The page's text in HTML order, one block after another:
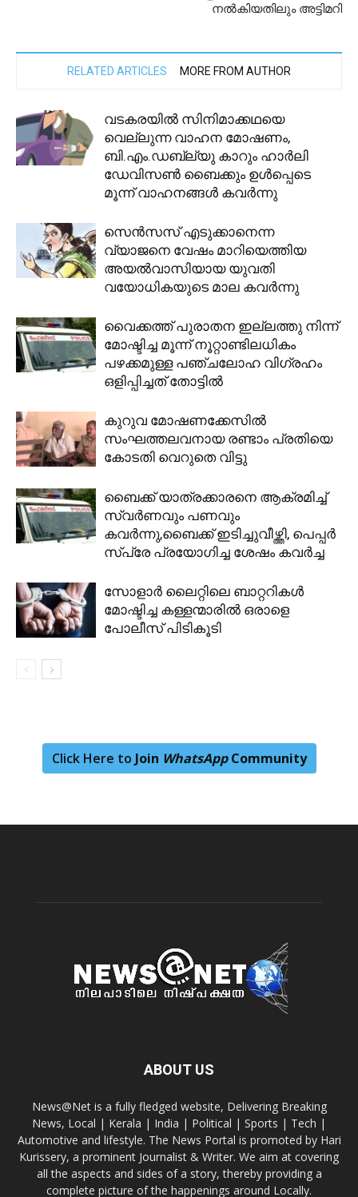
നൽകിയതി‌ലും അട്ടിമറി
RELATED ARTICLES MORE FROM AUTHOR
വടകരയിൽ സിനിമാക്കഥയെ
വെല്ലുന്ന വാഹന മോഷണം,
ബി.എം.ഡബ്ല്യു കാറും ഹാർലി
ഡേവിസൺ ബൈക്കും ഉൾപ്പെടെ
മൂന്ന് വാഹനങ്ങൾ കവർന്നു
സെന്‍സസ് എടുക്കാനെന്ന
വ്യാജനെ വേഷം മാറിയെത്തിയ
അയല്‍വാസിയായ യുവതി
വയോധികയുടെ മാല കവര്‍ന്നു
വൈക്കത്ത് പുരാതന ഇല്ലത്തു നിന്ന്
മോഷ്ടിച്ച മൂന്ന് നൂറ്റാണ്ടിലധികം
പഴക്കമുള്ള പഞ്ചലോഹ വിഗ്രഹം
ഒളിപ്പിച്ചത് തോട്ടില്‍
കുറുവ മോഷണക്കേസിൽ
സംഘത്തലവനായ രണ്ടാം പ്രതിയെ
കോടതി വെറുതെ വിട്ടു
ബൈക്ക് യാത്രക്കാരനെ ആക്രമിച്ച്
സ്വർണവും പണവും
കവർന്നു,ബൈക്ക് ഇടിച്ചുവീഴ്ത്തി, പെപ്പർ
സ്പ്രേ പ്രയോഗിച്ച ശേഷം കവർച്ച
സോളാർ ലൈറ്റിലെ ബാറ്ററികൾ
മോഷ്ടിച്ച കള്ളന്മാരിൽ ഒരാളെ
പോലീസ് പിടികൂടി
Click Here to Join WhatsAppCommunity
ABOUT US
News@Net is a fully fledged website, Delivering Breaking
News, Local | Kerala | India | Political | Sports | Tech |
Automotive and lifestyle. The News Portal is promoted by Hari
Kurissery, a prominent Journalist & Writer. We aim at covering
all the aspects and sides of a story, thereby providing a
complete picture of the happenings around Locally.